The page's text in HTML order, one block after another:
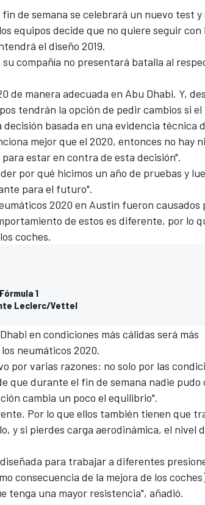
de semana se celebrará un nuevo test y
equipos decide que no quiere seguir con
el diseño 2019.
compañía no presentará batalla al
de manera adecuada en Abu Dhabi. Y,
tendrán la opción de pedir cambios si el
basada en una evidencia técnica
mejor que el 2020, entonces no hay
estar en contra de esta decisión".
por qué hicimos un año de pruebas y
para el futuro".
2020 en Austin fueron causados
de estos es diferente, por lo
coches.
1
Leclerc/Vettel
en condiciones más cálidas será más
neumáticos 2020.
por varias razones: no solo por las
que durante el fin de semana nadie
cambia un poco el equilibrio".
Por lo que ellos también tienen que
y si pierdes carga aerodinámica, el nivel
para trabajar a diferentes
consecuencia de la mejora de los
tenga una mayor resistencia", añadió.